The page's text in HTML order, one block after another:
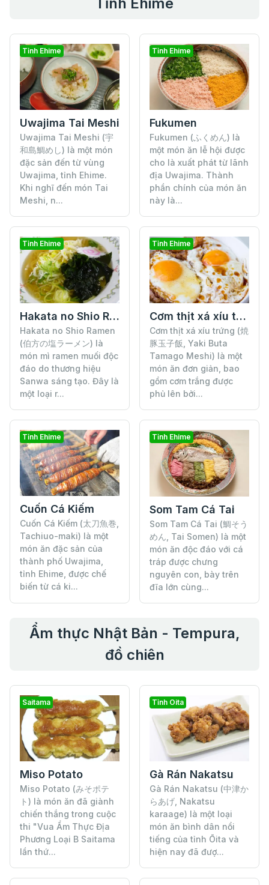
Tỉnh Ehime
Uwajima Tai Meshi
Uwajima Tai Meshi (宇
和島鯛めし) là một món
đặc sản đến từ vùng
Uwajima, tỉnh Ehime.
Khi nghĩ đến món Tai
Meshi, n...
Tỉnh Ehime
Fukumen
Fukumen (ふくめん) là
một món ăn lễ hội được
cho là xuất phát từ lãnh
địa Uwajima. Thành
phần chính của món ăn
này là...
Tỉnh Ehime
Hakata no Shio Ramen
Hakata no Shio Ramen
(伯方の塩ラーメン) là
món mì ramen muối độc
đáo do thương hiệu
Sanwa sáng tạo. Đây là
một loại r...
Tỉnh Ehime
Cơm thịt xá xíu trứng
Cơm thịt xá xíu trứng (焼
豚玉子飯, Yaki Buta
Tamago Meshi) là một
món ăn đơn giản, bao
gồm cơm trắng được
phủ lên bởi...
Tỉnh Ehime
Cuốn Cá Kiếm
Cuốn Cá Kiếm (太刀魚巻,
Tachiuo-maki) là một
món ăn đặc sản của
thành phố Uwajima,
tỉnh Ehime, được chế
biến từ cá ki...
Tỉnh Ehime
Som Tam Cá Tai
Som Tam Cá Tai (鯛そう
めん, Tai Somen) là một
món ăn độc đáo với cá
tráp được chưng
nguyên con, bày trên
đĩa lớn cùng...
Ẩm thực Nhật Bản - Tempura,
đồ chiên
Saitama
Miso Potato
Miso Potato (みそポテ
ト) là món ăn đã giành
chiến thắng trong cuộc
thi "Vua Ẩm Thực Địa
Phương Loại B Saitama
lần thứ...
Tỉnh Oita
Gà Rán Nakatsu
Gà Rán Nakatsu (中津か
らあげ, Nakatsu
karaage) là một loại
món ăn bình dân nổi
tiếng của tỉnh Ōita và
hiện nay đã đượ...